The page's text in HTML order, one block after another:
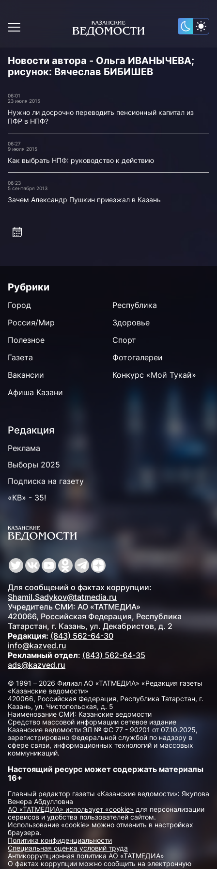
Новости автора - Ольга ИВАНЫЧЕВА;
рисунок: Вячеслав БИБИШЕВ
06:01
23 июля 2015
Нужно ли досрочно переводить пенсионный капитал из
ПФР в НПФ?
06:27
9 июля 2015
Как выбрать НПФ: руководство к действию
06:23
5 сентября 2013
Зачем Александр Пушкин приезжал в Казань
Рубрики
Город
Республика
Россия/Мир
Здоровье
Полезное
Спорт
Газета
Фотогалереи
Вакансии
Конкурс «Мой Тукай»
Афиша Казани
Редакция
Реклама
Выборы 2025
Подписка на газету
«КВ» - 35!
Для сообщений о фактах коррупции:
Shamil.Sadykov@tatmedia.ru
Учредитель СМИ: АО «ТАТМЕДИА»
420066, Российская Федерация, Республика
Татарстан, г. Казань, ул. Декабристов, д. 2
Редакция: (843) 562-64-30
info@kazved.ru
Рекламный отдел: (843) 562-64-35
ads@kazved.ru
© 1991 – 2026 Филиал АО «ТАТМЕДИА» «Редакция газеты
«Казанские ведомости»
420066, Российская Федерация, Республика Татарстан, г.
Казань, ул. Чистопольская, д. 5
Наименование СМИ: Казанские ведомости
Средство массовой информации сетевое издание
Казанские ведомости ЭЛ № ФС 77 - 90201 от 07.10.2025,
зарегистрировано Федеральной службой по надзору в
сфере связи, информационных технологий и массовых
коммуникаций.
Настоящий ресурс может содержать материалы
16+
Главный редактор газеты «Казанские ведомости»: Якупова
Венера Абдулловна
АО «ТАТМЕДИА» использует «cookie» для персонализации
сервисов и удобства пользователей сайтом.
Использование «cookie» можно отменить в настройках
браузера.
Политика конфиденциальности
Специальная оценка условий труда
Антикоррупционная политика АО «ТАТМЕДИА»
О фактах коррупции можно сообщить на электронную